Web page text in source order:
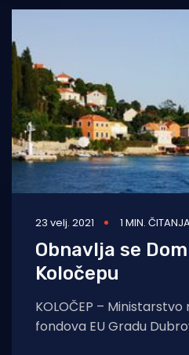
23 velj. 2021 1 MIN.
Obnavlja se
Koločepu
KOLOČEP –
fondova EU Gradu